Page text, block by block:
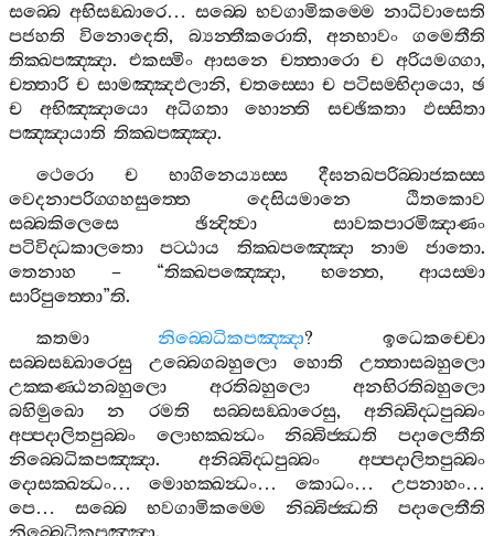
සබ‍්බෙ අභිසඞ‍්ඛාරෙ… සබ‍්බෙ භවගාමිකම‍්මෙ නාධිවාසෙති
පජහති
විනොදෙති, බ්‍යන‍්තීකරොති, අනභාවං
ගමෙතීති
තික‍්ඛපඤ‍්ඤා. එකස‍්මිං ආසනෙ චත‍්තාරො ච අරියමග‍්ගා,
චත‍්තාරි ච සාමඤ‍්ඤඵලානි, චතස‍්සො ච පටිසම‍්භිදායො,ඡ
ච
අභිඤ‍්ඤායො අධිගතා හොන‍්ති සච‍්ඡිකතා
ඵස‍්සිතා
පඤ‍්ඤායාති තික‍්ඛපඤ‍්ඤා.
ථෙරො
ච භාගිනෙය්‍යස‍්ස
දීඝනඛපරිබ‍්බාජකස‍්ස
වෙදනාපරිග‍්ගහසුත‍්තෙ
දෙසියමානෙ
ඨිතකොව
සබ‍්බකිලෙසෙ
ඡින්‍දිත්‍වා
සාවකපාරමිඤාණං
පටිවිද‍්ධකාලතො
පට‍්ඨාය තික‍්ඛපඤ‍්ඤො නාම ජාතො.
තෙනාහ – “තික‍්ඛපඤ‍්ඤො, භන‍්තෙ, ආයස‍්මා
සාරිපුත‍්තො”ති.
කතමා
නිබ‍්බෙධිකපඤ‍්ඤා? ඉධෙකච‍්චො
සබ‍්බසඞ‍්ඛාරෙසු
උබ‍්බෙගබහුලො හොති
උත‍්තාසබහුලො
උක‍්කණ‍්ඨනබහුලො
අරතිබහුලො
අනභිරතිබහුලො
බහිමුඛො
න රමති සබ‍්බසඞ‍්ඛාරෙසු, අනිබ‍්බිද‍්ධපුබ‍්බං
අප‍්පදාලිතපුබ‍්බං
ලොභක‍්ඛන්‍ධං නිබ‍්බිජ‍්ඣති
පදාලෙතීති
නිබ‍්බෙධිකපඤ‍්ඤා. අනිබ‍්බිද‍්ධපුබ‍්බං
අප‍්පදාලිතපුබ‍්බං
දොසක‍්ඛන්‍ධං…මොහක‍්ඛන්‍ධං… කොධං…උපනාහං…
පෙ… සබ‍්බෙ භවගාමිකම‍්මෙ නිබ‍්බිජ‍්ඣති
පදාලෙතීති